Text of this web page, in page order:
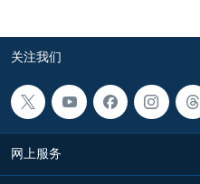
关注我们
网上服务